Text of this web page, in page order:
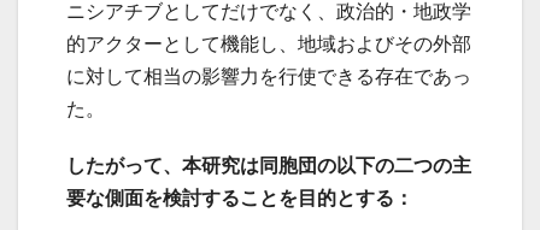
ニシアチブとしてだけでなく、政治的・地政学
的アクターとして機能し、地域およびその外部
に対して相当の影響力を行使できる存在であっ
た。
したがって、本研究は同胞団の以下の二つの主
要な側面を検討することを目的とする：